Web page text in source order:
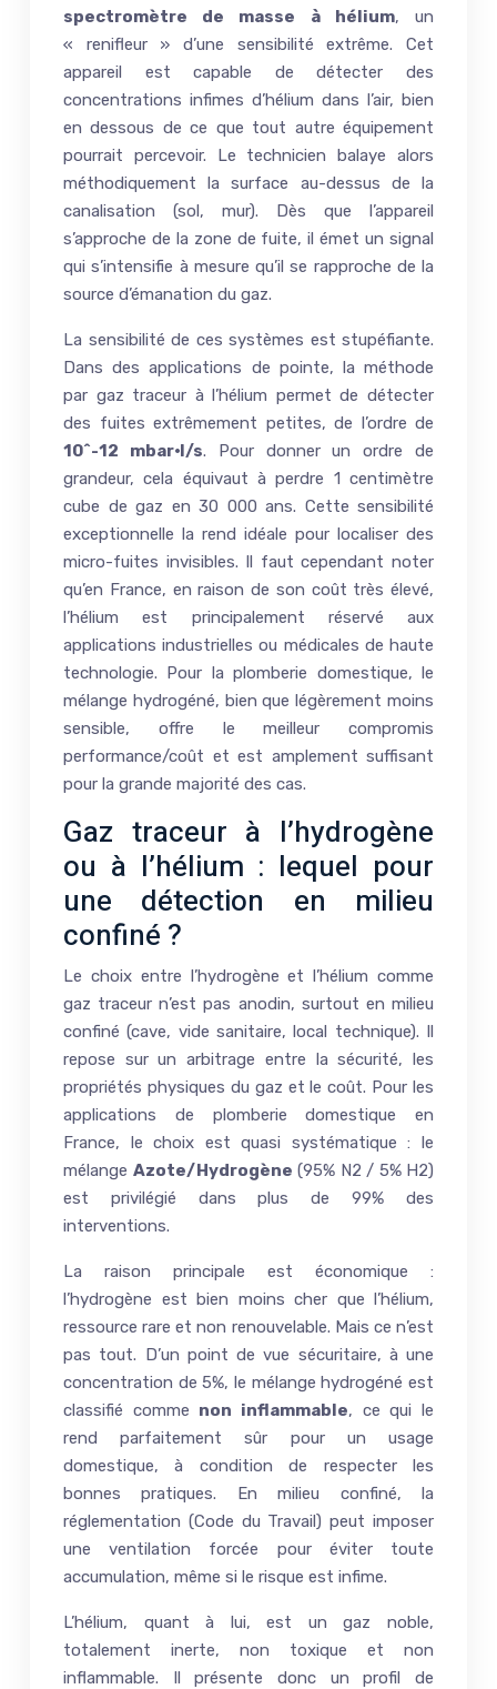
spectromètre de masse à hélium, un
« renifleur » d’une sensibilité extrême. Cet
appareil est capable de détecter des
concentrations infimes d’hélium dans l’air, bien
en dessous de ce que tout autre équipement
pourrait percevoir. Le technicien balaye alors
méthodiquement la surface au-dessus de la
canalisation (sol, mur). Dès que l’appareil
s’approche de la zone de fuite, il émet un signal
qui s’intensifie à mesure qu’il se rapproche de la
source d’émanation du gaz.
La sensibilité de ces systèmes est stupéfiante.
Dans des applications de pointe, la méthode
par gaz traceur à l’hélium permet de détecter
des fuites extrêmement petites, de l’ordre de
10^-12 mbar·l/s. Pour donner un ordre de
grandeur, cela équivaut à perdre 1 centimètre
cube de gaz en 30 000 ans. Cette sensibilité
exceptionnelle la rend idéale pour localiser des
micro-fuites invisibles. Il faut cependant noter
qu’en France, en raison de son coût très élevé,
l’hélium est principalement réservé aux
applications industrielles ou médicales de haute
technologie. Pour la plomberie domestique, le
mélange hydrogéné, bien que légèrement moins
sensible, offre le meilleur compromis
performance/coût et est amplement suffisant
pour la grande majorité des cas.
Gaz traceur à l’hydrogène
ou à l’hélium : lequel pour
une détection en milieu
confiné ?
Le choix entre l’hydrogène et l’hélium comme
gaz traceur n’est pas anodin, surtout en milieu
confiné (cave, vide sanitaire, local technique). Il
repose sur un arbitrage entre la sécurité, les
propriétés physiques du gaz et le coût. Pour les
applications de plomberie domestique en
France, le choix est quasi systématique : le
mélange Azote/Hydrogène (95% N2 / 5% H2)
est privilégié dans plus de 99% des
interventions.
La raison principale est économique :
l’hydrogène est bien moins cher que l’hélium,
ressource rare et non renouvelable. Mais ce n’est
pas tout. D’un point de vue sécuritaire, à une
concentration de 5%, le mélange hydrogéné est
classifié comme non inflammable, ce qui le
rend parfaitement sûr pour un usage
domestique, à condition de respecter les
bonnes pratiques. En milieu confiné, la
réglementation (Code du Travail) peut imposer
une ventilation forcée pour éviter toute
accumulation, même si le risque est infime.
L’hélium, quant à lui, est un gaz noble,
totalement inerte, non toxique et non
inflammable. Il présente donc un profil de